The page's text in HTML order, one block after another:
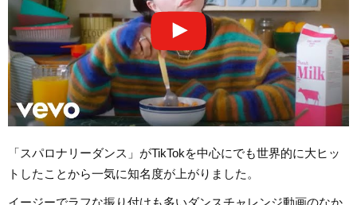
「スパロナリーダンス」がTikTokを中心にでも世界的に大ヒッ
トしたことから一気に知名度が上がりました。
イージーでラフな振り付けも多いダンスチャレンジ動画のなか